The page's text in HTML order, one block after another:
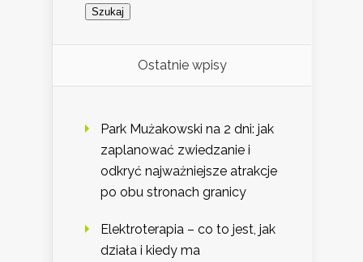
Ostatnie wpisy
Park Mużakowski na 2 dni: jak
zaplanować zwiedzanie i
odkryć najważniejsze atrakcje
po obu stronach granicy
Elektroterapia – co to jest, jak
działa i kiedy ma